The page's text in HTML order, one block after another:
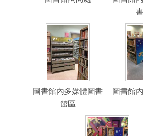
圖書館內多媒體圖書
館區
圖書館